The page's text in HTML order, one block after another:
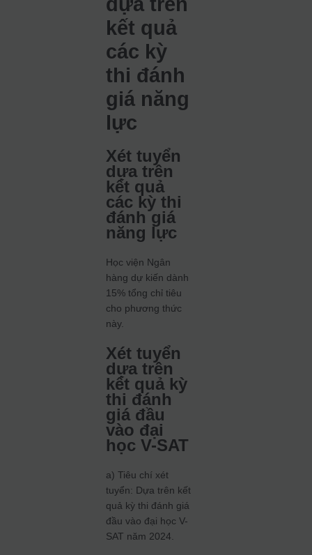
kết quả
các kỳ
thi đánh
giá năng
lực
Xét tuyển
dựa trên
kết quả
các kỳ thi
đánh giá
năng lực
Học viện Ngân
hàng dự kiến dành
15% tổng chỉ tiêu
cho phương thức
này.
Xét tuyển
dựa trên
kết quả kỳ
thi đánh
giá đầu
vào đại
học V-SAT
a) Tiêu chí xét
tuyển: Dựa trên kết
quả kỳ thi đánh giá
đầu vào đại học V-
SAT năm 2024.